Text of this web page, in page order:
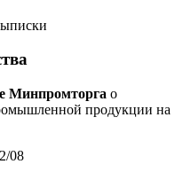
Минпромторга о
продукции на
08